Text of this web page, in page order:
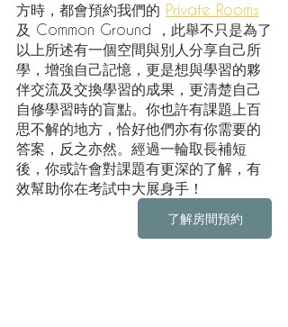
方時，都會預約我們的 Private Rooms
及 Common Ground ，此舉不只是為了
以上所述有一個空間與別人分享自己所
學，增強自己記憶，更是想與學習的夥
伴交流及交換學習的成果，更清楚自己
自修學習時的盲點。你也許有課題上百
思不解的地方，恰好他們亦有你需要的
答案，反之亦然。經過一輪取長補短
後，你或許會對課題有更深的了解，有
效幫助你在考試中大展身手！
了解房間預約